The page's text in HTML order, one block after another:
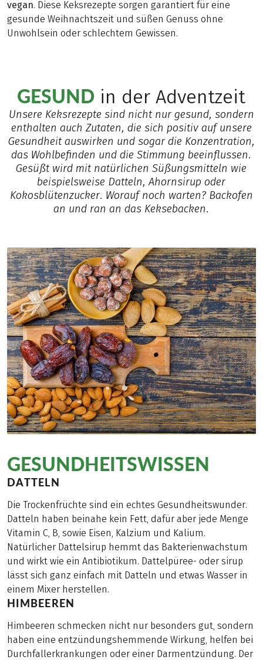
vegan. Diese Keksrezepte sorgen garantiert für eine
gesunde Weihnachtszeit und süßen Genuss ohne
Unwohlsein oder schlechtem Gewissen.
GESUND in der Adventzeit
Unsere Keksrezepte sind nicht nur gesund, sondern
enthalten auch Zutaten, die sich positiv auf unsere
Gesundheit auswirken und sogar die Konzentration,
das Wohlbefinden und die Stimmung beeinflussen.
Gesüßt wird mit natürlichen Süßungsmitteln wie
beispielsweise Datteln, Ahornsirup oder
Kokosblütenzucker. Worauf noch warten? Backofen
an und ran an das Keksebacken.
GESUNDHEITSWISSEN
DATTELN
Die Trockenfrüchte sind ein echtes Gesundheitswunder.
Datteln haben beinahe kein Fett, dafür aber jede Menge
Vitamin C, B, sowie Eisen, Kalzium und Kalium.
Natürlicher Dattelsirup hemmt das Bakterienwachstum
und wirkt wie ein Antibiotikum. Dattelpüree- oder sirup
lässt sich ganz einfach mit Datteln und etwas Wasser in
einem Mixer herstellen.
HIMBEEREN
Himbeeren schmecken nicht nur besonders gut, sondern
haben eine entzündungshemmende Wirkung, helfen bei
Durchfallerkrankungen oder einer Darmentzündung. Der